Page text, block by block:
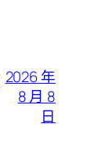
2026 年
8 月 8
日